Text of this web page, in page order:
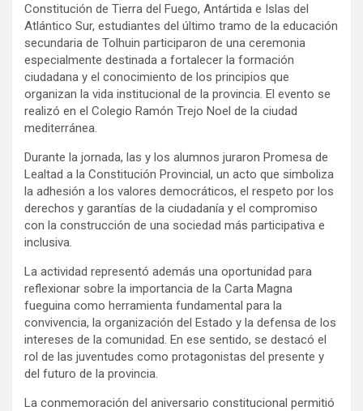
Constitución de Tierra del Fuego, Antártida e Islas del
Atlántico Sur, estudiantes del último tramo de la educación
secundaria de Tolhuin participaron de una ceremonia
especialmente destinada a fortalecer la formación
ciudadana y el conocimiento de los principios que
organizan la vida institucional de la provincia. El evento se
realizó en el Colegio Ramón Trejo Noel de la ciudad
mediterránea.
Durante la jornada, las y los alumnos juraron Promesa de
Lealtad a la Constitución Provincial, un acto que simboliza
la adhesión a los valores democráticos, el respeto por los
derechos y garantías de la ciudadanía y el compromiso
con la construcción de una sociedad más participativa e
inclusiva.
La actividad representó además una oportunidad para
reflexionar sobre la importancia de la Carta Magna
fueguina como herramienta fundamental para la
convivencia, la organización del Estado y la defensa de los
intereses de la comunidad. En ese sentido, se destacó el
rol de las juventudes como protagonistas del presente y
del futuro de la provincia.
La conmemoración del aniversario constitucional permitió